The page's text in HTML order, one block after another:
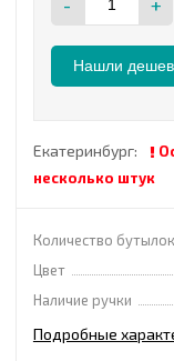
Нашли
Екатеринбург:
несколько штук
Количество
Цвет
Наличие ручки
Подробные